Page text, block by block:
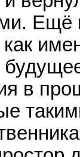
Ещё
в